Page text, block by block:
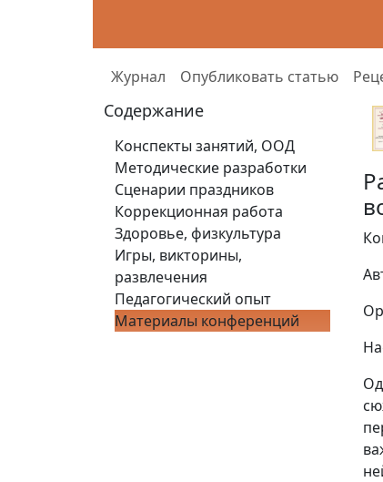
Журнал Опубликовать статью
Содержание
Конспекты занятий, ООД
Методические разработки
Сценарии праздников
Коррекционная работа
Здоровье, физкультура
Игры, викторины,
развлечения
Педагогический опыт
Материалы конференций